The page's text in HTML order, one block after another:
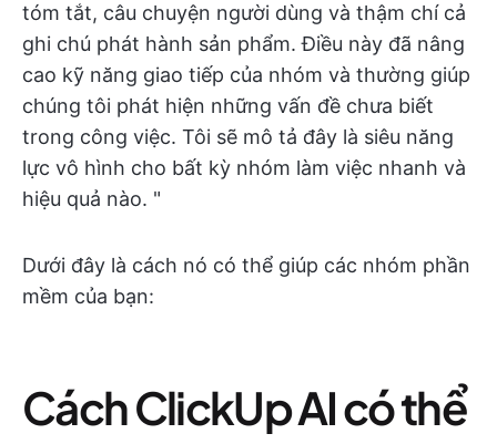
tóm tắt, câu chuyện người dùng và thậm chí cả
ghi chú phát hành sản phẩm. Điều này đã nâng
cao kỹ năng giao tiếp của nhóm và thường giúp
chúng tôi phát hiện những vấn đề chưa biết
trong công việc. Tôi sẽ mô tả đây là siêu năng
lực vô hình cho bất kỳ nhóm làm việc nhanh và
hiệu quả nào. "
Dưới đây là cách nó có thể giúp các nhóm phần
mềm của bạn:
Cách ClickUp AI có thể